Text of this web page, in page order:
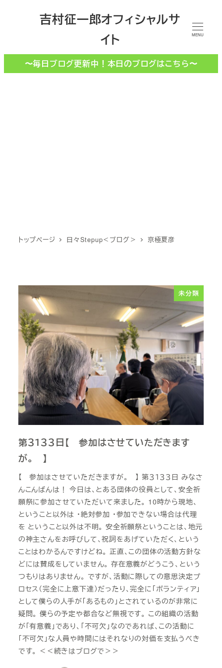
コ
吉村征一郎オフィシャルサ
イト
MENU
〜毎日ブログ更新中！本日のブログはこちら〜
トップページ 日々Stepup＜ブログ＞ 京極夏彦
未分類
第３１３３日【 参加はさせていただきます
が。 】
【 参加はさせていただきますが。 】 第３１３３日 みなさ
んこんばんは！ 今日は、とある団体の役員として、安全祈
願祭に参加させていただいて来ました。 10時から現地、
ということ以外は ・絶対参加 ・参加できない場合は代理
を ということ以外は不明。 安全祈願祭ということは、地元
の神主さんをお呼びして、祝詞をあげていただく、という
ことはわかるんですけどね。 正直、この団体の活動方針な
どには賛成をしていません。 存在意義がどうこう、という
つもりはありません。 ですが、活動に際しての意思決定プ
ロセス（完全に上意下達）だったり、完全に「ボランティア」
として僕らの人手が「あるもの」とされているのが非常に
疑問。 僕らの予定や都合など無視です。 この組織の活動
が「有意義」であり、「不可欠」なのであれば、この活動に
「不可欠」な人員や時間にはそれなりの対価を支払うべき
です。 ＜＜続きはブログで＞＞